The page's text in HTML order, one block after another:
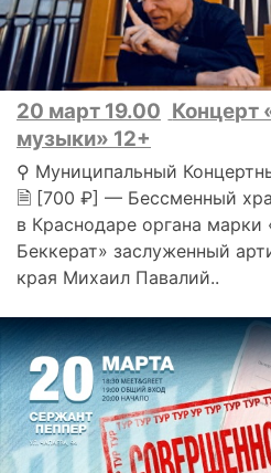
20 март 19.00 Концерт
музыки» 12+
⚲ Муниципальный
🗎 [700 ₽] — Бессменный
в Краснодаре органа марки
Беккерат» заслуженный
края Михаил Павалий..